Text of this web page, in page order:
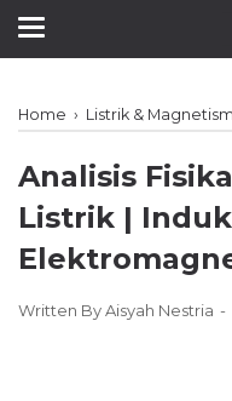
Home › Listrik &
Analisis
Listrik |
Written ByAisyah Nestria